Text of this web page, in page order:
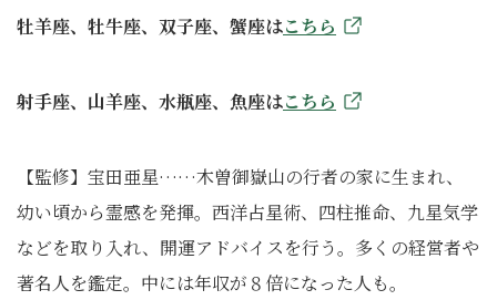
牡羊座、牡牛座、双子座、蟹座はこちら
射手座、山羊座、水瓶座、魚座はこちら
【監修】宝田亜星……木曽御嶽山の行者の家に生まれ、
幼い頃から霊感を発揮。西洋占星術、四柱推命、九星気学
などを取り入れ、開運アドバイスを行う。多くの経営者や
著名人を鑑定。中には年収が８倍になった人も。